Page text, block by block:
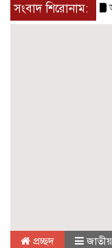
সংবাদ শিরোনাম:
প্রচ্ছদ জাতীয়